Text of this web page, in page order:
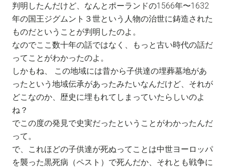
判明したんだけど、なんとポーランドの1566年〜1632
年の国王ジグムント３世という人物の治世に鋳造された
ものだということが判明したのよ。
なのでここ数十年の話ではなく、もっと古い時代の話だ
ってことがわかったのよ。
しかもね、 この地域には昔から子供達の埋葬墓地があ
ったという地域伝承があったみたいなんだけど、それが
どこなのか、歴史に埋もれてしまっていたらしいのよ
ね？
でこの度の発見で史実だったということがわかったんだ
って。
で、これほどの子供達が死ぬってことは中世ヨーロッパ
を襲った黒死病（ペスト）で死んだか、それとも戦争に